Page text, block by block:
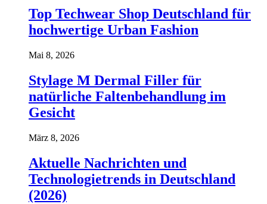
Top Techwear Shop Deutschland für
hochwertige Urban Fashion
Mai 8, 2026
Stylage M Dermal Filler für
natürliche Faltenbehandlung im
Gesicht
März 8, 2026
Aktuelle Nachrichten und
Technologietrends in Deutschland
(2026)